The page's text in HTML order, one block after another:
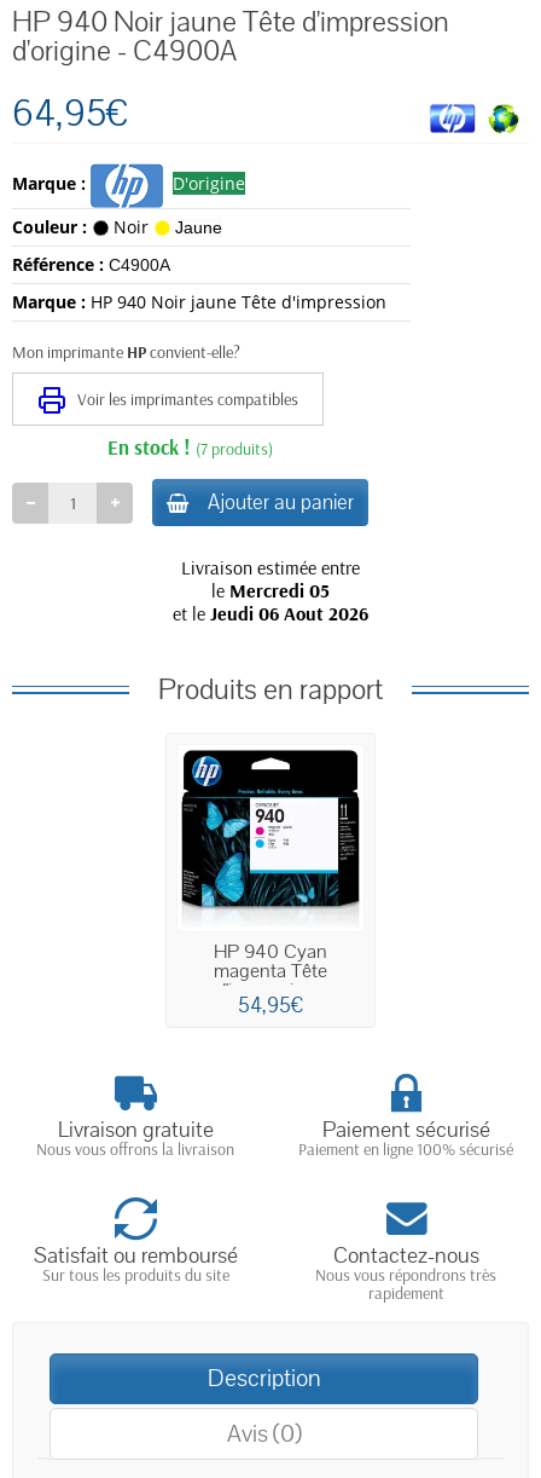
HP 940 Noir jaune Tête d'impression
d'origine - C4900A
64,95€
Marque :
D'origine
Couleur :
Noir Jaune
Référence : C4900A
Marque : HP 940 Noir jaune Tête d'impression
Mon imprimante HPconvient-elle?
Voir les imprimantes compatibles
En stock ! (7 produits)
Ajouter au panier
Livraison estimée entre
le Mercredi 05
et le Jeudi 06 Aout 2026
Produits en rapport
HP 940 Cyan
magenta Tête
d'impression...
54,95€
Livraison gratuite
Nous vous offrons la livraison
Paiement sécurisé
Paiement en ligne 100% sécurisé
Satisfait ou remboursé
Sur tous les produits du site
Contactez-nous
Nous vous répondrons très
rapidement
Description
Avis (0)